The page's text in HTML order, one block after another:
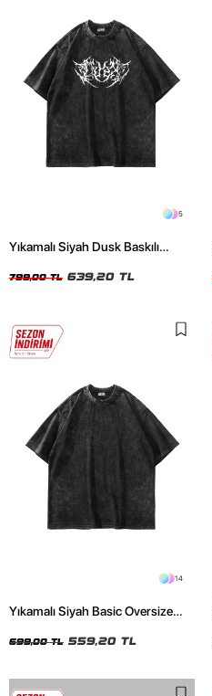
5
Yıkamalı Siyah Dusk Baskılı
799,00 TL 639,20 TL
14
Yıkamalı Siyah Basic Oversize
699,00 TL 559,20 TL